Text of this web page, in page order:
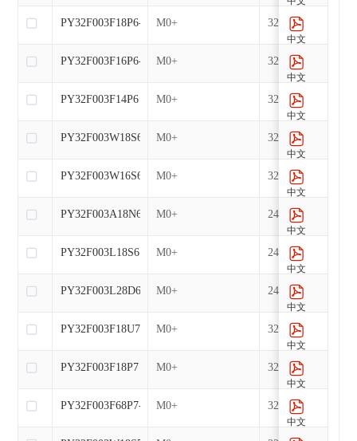
M0+ 32
M0+ 32
M0+ 32
M0+ 32
M0+ 32
M0+ 24
M0+ 24
M0+ 24
M0+ 32
M0+ 32
M0+ 32
PY32F003F18P6-E
PY32F003F16P6-E
PY32F003F14P6
PY32F003W18S6
PY32F003W16S6-E
PY32F003A18N6
PY32F003L18S6
PY32F003L28D6
PY32F003F18U7-E
PY32F003F18P7
PY32F003F68P7-E
中文
中文
中文
中文
中文
中文
中文
中文
中文
中文
中文